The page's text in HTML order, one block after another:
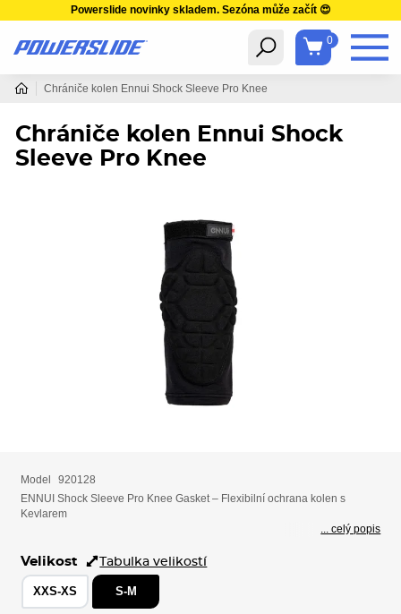
Powerslide novinky skladem. Sezóna může začít 😍
0
Chrániče kolen Ennui Shock Sleeve Pro Knee
Chrániče kolen Ennui Shock
Sleeve Pro Knee
Model
920128
ENNUI Shock Sleeve Pro Knee Gasket – Flexibilní ochrana kolen s
Kevlarem
... celý popis
Velikost Tabulka velikostí
XXS-XS S-M